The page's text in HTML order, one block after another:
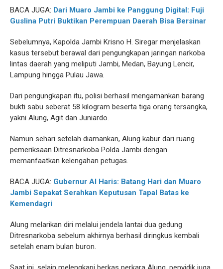
BACA JUGA: Dari Muaro Jambi ke Panggung Digital: Fuji
Guslina Putri Buktikan Perempuan Daerah Bisa Bersinar
Sebelumnya, Kapolda Jambi Krisno H. Siregar menjelaskan
kasus tersebut berawal dari pengungkapan jaringan narkoba
lintas daerah yang meliputi Jambi, Medan, Bayung Lencir,
Lampung hingga Pulau Jawa.
Dari pengungkapan itu, polisi berhasil mengamankan barang
bukti sabu seberat 58 kilogram beserta tiga orang tersangka,
yakni Alung, Agit dan Juniardo.
Namun sehari setelah diamankan, Alung kabur dari ruang
pemeriksaan Ditresnarkoba Polda Jambi dengan
memanfaatkan kelengahan petugas.
BACA JUGA: Gubernur Al Haris: Batang Hari dan Muaro
Jambi Sepakat Serahkan Keputusan Tapal Batas ke
Kemendagri
Alung melarikan diri melalui jendela lantai dua gedung
Ditresnarkoba sebelum akhirnya berhasil diringkus kembali
setelah enam bulan buron.